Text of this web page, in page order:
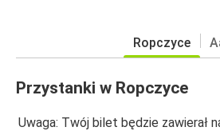
Ropczyce
Przystanki w Ropczyce
Uwaga: Twój bilet będzie zawierał